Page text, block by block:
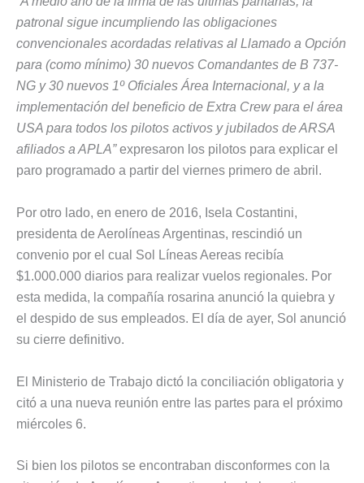
patronal sigue incumpliendo las obligaciones
convencionales acordadas relativas al Llamado a Opción
para (como mínimo) 30 nuevos Comandantes de B 737-
NG y 30 nuevos 1º Oficiales Área Internacional, y a la
implementación del beneficio de Extra Crew para el área
USA para todos los pilotos activos y jubilados de ARSA
afiliados a APLA”expresaron los pilotos para explicar el
paro programado a partir del viernes primero de abril.
Por otro lado, en enero de 2016, Isela Costantini,
presidenta de Aerolíneas Argentinas, rescindió un
convenio por el cual Sol Líneas Aereas recibía
$1.000.000 diarios para realizar vuelos regionales. Por
esta medida, la compañía rosarina anunció la quiebra y
el despido de sus empleados. El día de ayer, Sol anunció
su cierre definitivo.
El Ministerio de Trabajo dictó la conciliación obligatoria y
citó a una nueva reunión entre las partes para el próximo
miércoles 6.
Si bien los pilotos se encontraban disconformes con la